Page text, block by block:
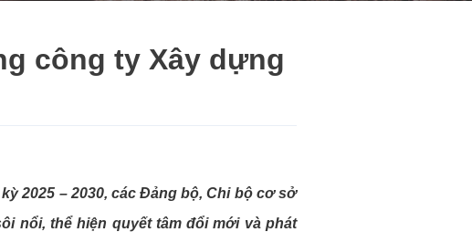
công ty Xây dựng
2025 – 2030, các Đảng bộ, Chi bộ cơ sở
nổi, thể hiện quyết tâm đổi mới và phát